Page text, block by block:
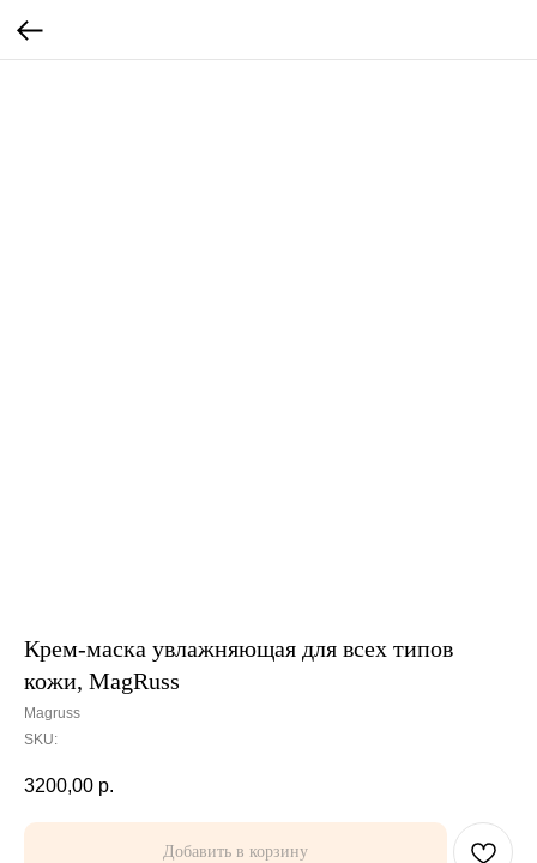
Крем-маска увлажняющая для всех типов
кожи, MagRuss
Magruss
SKU:
3200,00 р.
Добавить в корзину